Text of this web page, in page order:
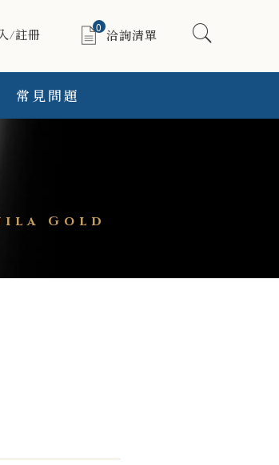
/註冊 0
洽詢清單
常見問題
Gold